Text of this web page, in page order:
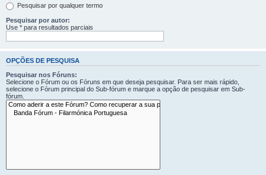
Pesquisar por qualquer termo
Pesquisar por autor:
Use * para resultados parciais
OPÇÕES DE PESQUISA
Pesquisar nos Fóruns:
Selecione o Fórum ou os Fóruns em que deseja pesquisar. Para ser mais rápido,
selecione o Fórum principal do Sub-fórum e marque a opção de pesquisar em Sub-
fórum.